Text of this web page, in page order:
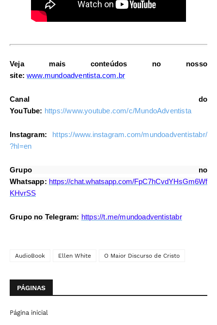
Veja mais conteúdos no nosso
site: www.mundoadventista.com.br
Canal do
YouTube: https://www.youtube.com/c/MundoAdventista
Instagram: https://www.instagram.com/mundoadventistabr/
?hl=en
Grupo no
Whatsapp: https://chat.whatsapp.com/FpC7hCvdYHsGm6Wf
KHvrSS
Grupo no Telegram: https://t.me/mundoadventistabr
AudioBook Ellen White O Maior Discurso de Cristo
PÁGINAS
Página inicial